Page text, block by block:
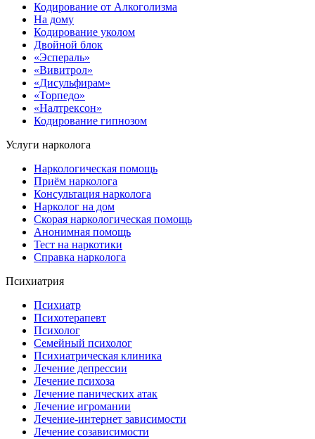
Кодирование от Алкоголизма
На дому
Кодирование уколом
Двойной блок
«Эспераль»
«Вивитрол»
«Дисульфирам»
«Торпедо»
«Налтрексон»
Кодирование гипнозом
Услуги нарколога
Наркологическая помощь
Приём нарколога
Консультация нарколога
Нарколог на дом
Скорая наркологическая помощь
Анонимная помощь
Тест на наркотики
Справка нарколога
Психиатрия
Психиатр
Психотерапевт
Психолог
Семейный психолог
Психиатрическая клиника
Лечение депрессии
Лечение психоза
Лечение панических атак
Лечение игромании
Лечение-интернет зависимости
Лечение созависимости